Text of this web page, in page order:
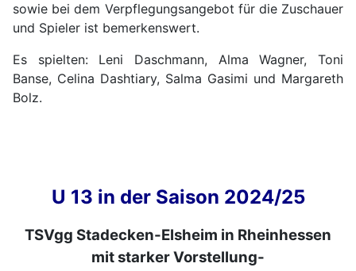
sowie bei dem Verpflegungsangebot für die Zuschauer
und Spieler ist bemerkenswert.
Es spielten: Leni Daschmann, Alma Wagner, Toni
Banse, Celina Dashtiary, Salma Gasimi und Margareth
Bolz.
U 13 in der Saison 2024/25
TSVgg Stadecken-Elsheim in Rheinhessen
mit starker Vorstellung-